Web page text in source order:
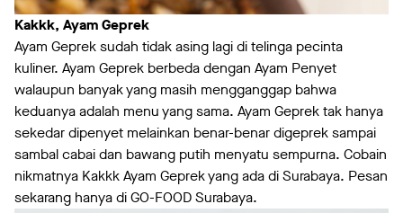
Kakkk, Ayam Geprek
Ayam Geprek sudah tidak asing lagi di telinga pecinta
kuliner. Ayam Geprek berbeda dengan Ayam Penyet
walaupun banyak yang masih mengganggap bahwa
keduanya adalah menu yang sama. Ayam Geprek tak hanya
sekedar dipenyet melainkan benar-benar digeprek sampai
sambal cabai dan bawang putih menyatu sempurna. Cobain
nikmatnya Kakkk Ayam Geprek yang ada di Surabaya. Pesan
sekarang hanya di GO-FOOD Surabaya.